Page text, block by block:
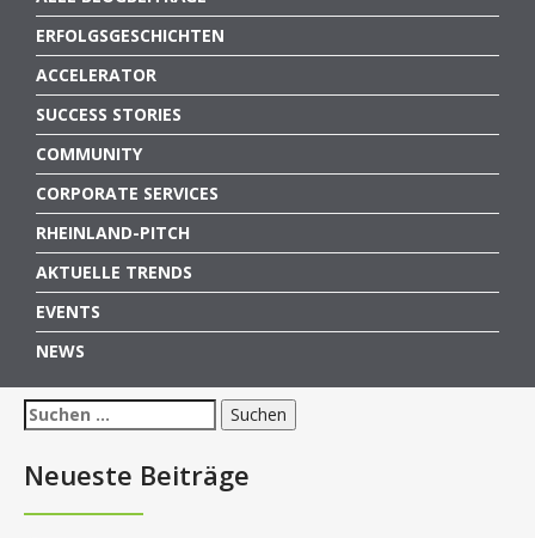
ERFOLGSGESCHICHTEN
ACCELERATOR
SUCCESS STORIES
COMMUNITY
CORPORATE SERVICES
RHEINLAND-PITCH
AKTUELLE TRENDS
EVENTS
NEWS
Suchen
nach:
Neueste Beiträge